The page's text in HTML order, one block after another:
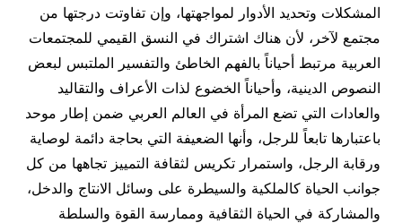
المشكلات وتحديد الأدوار لمواجهتها، وإن تفاوتت درجتها من
مجتمع لآخر، لأن هناك اشتراك في النسق القيمي للمجتمعات
العربية مرتبط أحياناً بالفهم الخاطئ والتفسير الملتبس لبعض
النصوص الدينية، وأحياناً الخضوع لذات الأعراف والتقاليد
والعادات التي تضع المرأة في العالم العربي ضمن إطار موحد
باعتبارها تابعاً للرجل، وأنها الضعيفة التي بحاجة دائمة لوصاية
ورقابة الرجل، واستمرار تكريس لثقافة التمييز تجاهها من كل
جوانب الحياة كالملكية والسيطرة على وسائل الانتاج والدخل،
والمشاركة في الحياة الثقافية وممارسة القوة والسلطة